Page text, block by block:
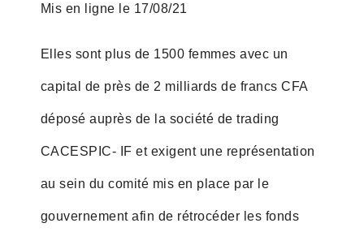
Mis en ligne le 17/08/21
Elles sont plus de 1500 femmes avec un
capital de près de 2 milliards de francs CFA
déposé auprès de la société de trading
CACESPIC- IF et exigent une représentation
au sein du comité mis en place par le
gouvernement afin de rétrocéder les fonds